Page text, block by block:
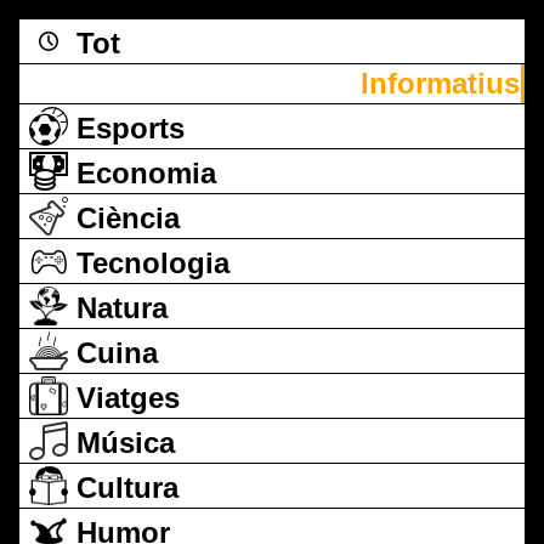
Tot
Informatius
Esports
Economia
Ciència
Tecnologia
Natura
Cuina
Viatges
Música
Cultura
Humor